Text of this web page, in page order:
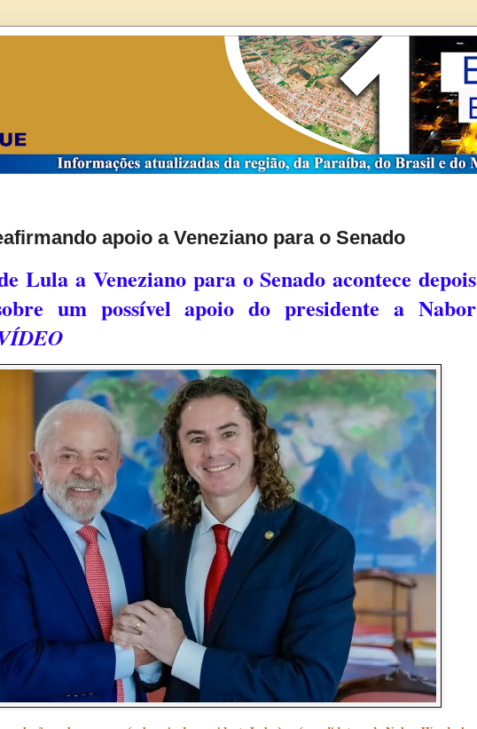
apoio a Veneziano para o Senado
Lula a Veneziano para o Senado acontece depois
um possível apoio do presidente a Nabor